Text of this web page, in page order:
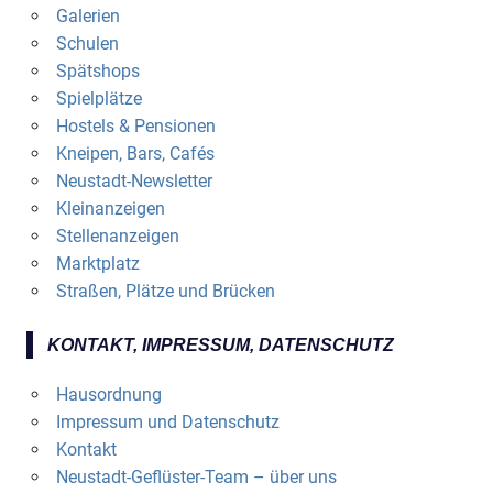
Galerien
Schulen
Spätshops
Spielplätze
Hostels & Pensionen
Kneipen, Bars, Cafés
Neustadt-Newsletter
Kleinanzeigen
Stellenanzeigen
Marktplatz
Straßen, Plätze und Brücken
KONTAKT, IMPRESSUM, DATENSCHUTZ
Hausordnung
Impressum und Datenschutz
Kontakt
Neustadt-Geflüster-Team – über uns